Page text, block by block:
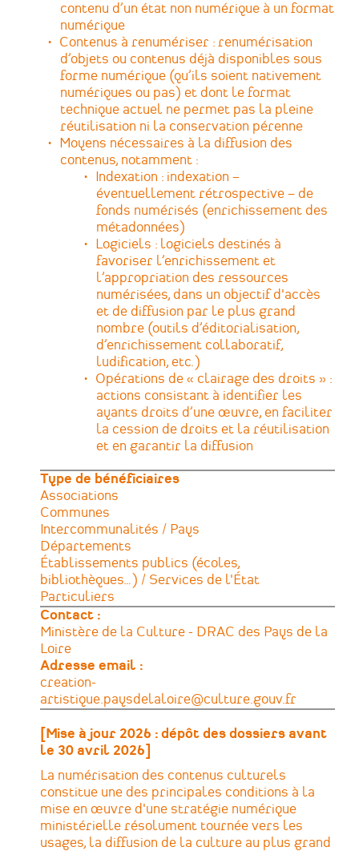
contenu d’un état non numérique à un format
numérique
Contenus à renumériser : renumérisation
d’objets ou contenus déjà disponibles sous
forme numérique (qu’ils soient nativement
numériques ou pas) et dont le format
technique actuel ne permet pas la pleine
réutilisation ni la conservation pérenne
Moyens nécessaires à la diffusion des
contenus, notamment :
Indexation : indexation –
éventuellement rétrospective – de
fonds numérisés (enrichissement des
métadonnées)
Logiciels : logiciels destinés à
favoriser l’enrichissement et
l’appropriation des ressources
numérisées, dans un objectif d'accès
et de diffusion par le plus grand
nombre (outils d’éditorialisation,
d’enrichissement collaboratif,
ludification, etc.)
Opérations de « clairage des droits » :
actions consistant à identifier les
ayants droits d’une œuvre, en faciliter
la cession de droits et la réutilisation
et en garantir la diffusion
Type de bénéficiaires
Associations
Communes
Intercommunalités / Pays
Départements
Établissements publics (écoles,
bibliothèques…) / Services de l'État
Particuliers
Contact :
Ministère de la Culture - DRAC des Pays de la
Loire
Adresse email
creation-
artistique.paysdelaloire@culture.gouv.fr
[Mise à jour 2026 : dépôt des dossiers avant
le 30 avril 2026]
La numérisation des contenus culturels
constitue une des principales conditions à la
mise en œuvre d'une stratégie numérique
ministérielle résolument tournée vers les
usages, la diffusion de la culture au plus grand